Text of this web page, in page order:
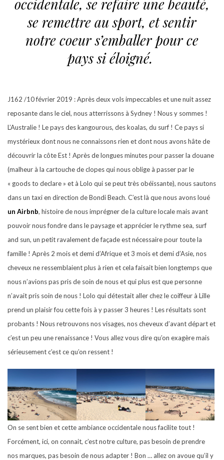
occidentale, se refaire une beauté,
se remettre au sport, et sentir
notre coeur s’emballer pour ce
pays si éloigné.
J162 /10 février 2019 : Après deux vols impeccables et une nuit assez
reposante dans le ciel, nous atterrissons à Sydney ! Nous y sommes !
L’Australie ! Le pays des kangourous, des koalas, du surf ! Ce pays si
mystérieux dont nous ne connaissons rien et dont nous avons hâte de
découvrir la côte Est ! Après de longues minutes pour passer la douane
(malheur à la cartouche de clopes qui nous oblige à passer par le
« goods to declare » et à Lolo qui se peut très obéissante), nous sautons
dans un taxi en direction de Bondi Beach. C’est là que nous avons loué
un Airbnb, histoire de nous imprégner de la culture locale mais avant
pouvoir nous fondre dans le paysage et apprécier le rythme sea, surf
and sun, un petit ravalement de façade est nécessaire pour toute la
famille ! Après 2 mois et demi d’Afrique et 3 mois et demi d’Asie, nos
cheveux ne ressemblaient plus à rien et cela faisait bien longtemps que
nous n’avions pas pris de soin de nous et qui plus est que personne
n’avait pris soin de nous ! Lolo qui détestait aller chez le coiffeur à Lille
prend un plaisir fou cette fois à y passer 3 heures ! Les résultats sont
probants ! Nous retrouvons nos visages, nos cheveux d’avant départ et
c’est un peu une renaissance ! Vous allez vous dire qu’on exagère mais
sérieusement c’est ce qu’on ressent !
On se sent bien et cette ambiance occidentale nous facilite tout !
Forcément, ici, on connait, c’est notre culture, pas besoin de prendre
nos marques, pas besoin de nous adapter ! Bon … allez on avoue qu’il y